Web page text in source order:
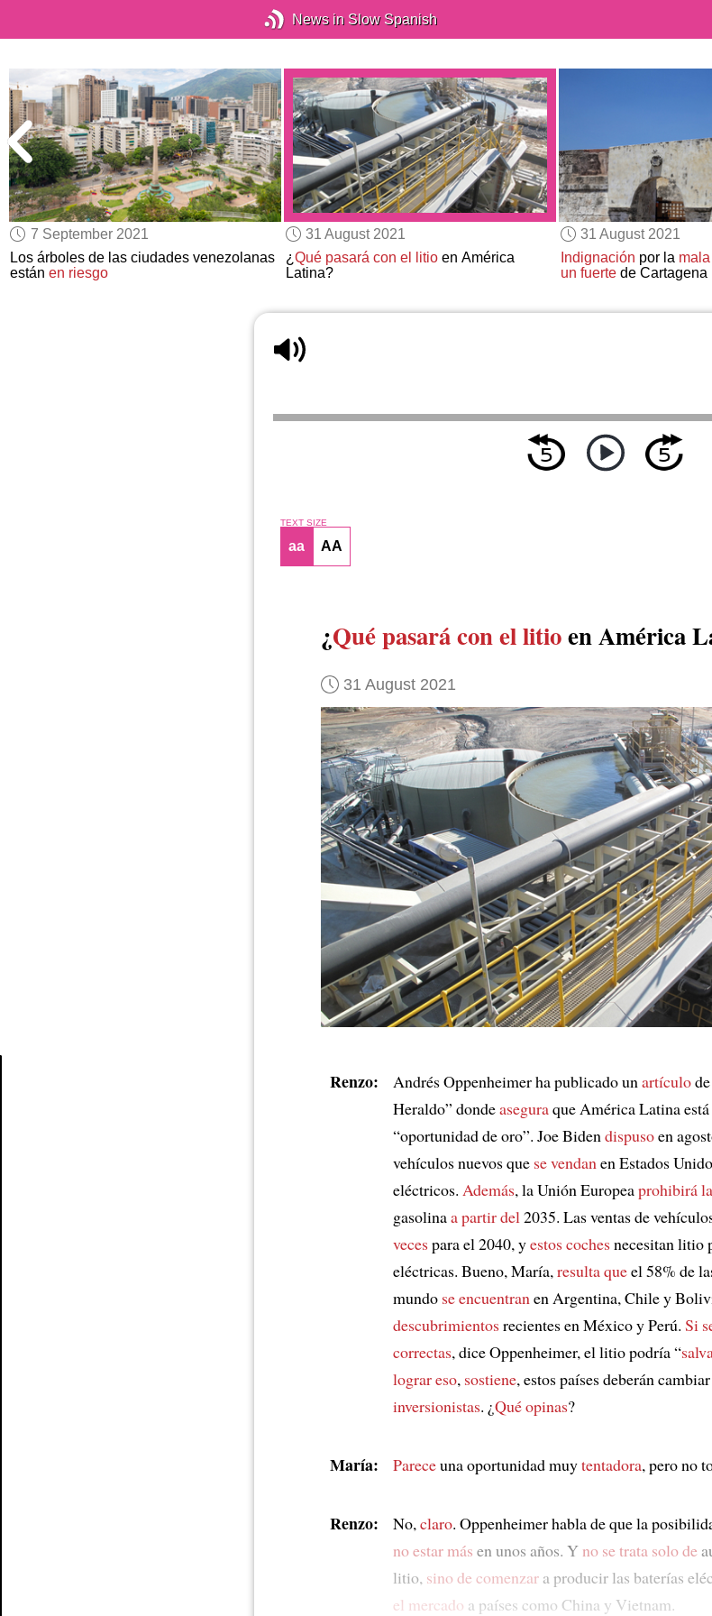
News in Slow Spanish
7 September 2021
Los árboles de las ciudades venezolanas
estánen riesgo
31 August 2021
¿Qué pasará con el litioen América
Latina?
31 August 2021
Indignación por la
un fuertede Cartagena
TEXT SIZE
aa AA
¿Qué pasará con el litioen América
31 August 2021
Renzo: Andrés Oppenheimer ha publicado unartículo
Heraldo” dondeaseguraque América Latina
“oportunidad de oro”. Joe Bidendispusoen
vehículos nuevos que se vendanen Estados
eléctricos. Además, la Unión Europeaprohibirá
gasolinaa partir del2035. Las ventas de
vecespara el 2040, yestos cochesnecesitan litio
eléctricas. Bueno, María,resulta queel 58% de
mundo se encuentranen Argentina, Chile y
descubrimientosrecientes en México y Perú. Si
correctas, dice Oppenheimer, el litio podría “
lograr eso, sostiene, estos países deberán
inversionistas. ¿Qué opinas?
María: Pareceuna oportunidad muytentadora, pero no
Renzo: No,claro. Oppenheimer habla de que la
no estar más en unos años. Yno se trata solo de
litio, sino de comenzar a producir las baterías
el mercado a países como China y Vietnam.